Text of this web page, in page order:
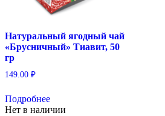
Натуральный ягодный чай
«Брусничный» Тиавит, 50
гр
149.00 ₽
Подробнее
Нет в наличии